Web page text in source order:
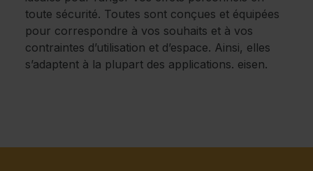
toute sécurité. Toutes sont conçues et équipées
pour correspondre à vos souhaits et à vos
contraintes d’utilisation et d’espace. Ainsi, elles
s’adaptent à la plupart des applications. eisen.